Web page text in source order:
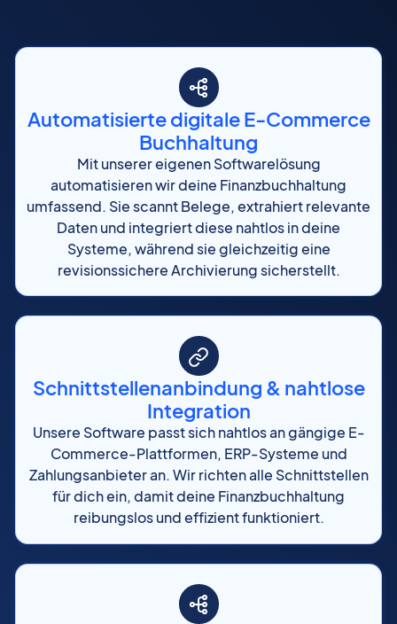
Automatisierte digitale E-Commerce
Buchhaltung
Mit unserer eigenen Softwarelösung
automatisieren wir deine Finanzbuchhaltung
umfassend. Sie scannt Belege, extrahiert relevante
Daten und integriert diese nahtlos in deine
Systeme, während sie gleichzeitig eine
revisionssichere Archivierung sicherstellt.
Schnittstellenanbindung & nahtlose
Integration
Unsere Software passt sich nahtlos an gängige E-
Commerce-Plattformen, ERP-Systeme und
Zahlungsanbieter an. Wir richten alle Schnittstellen
für dich ein, damit deine Finanzbuchhaltung
reibungslos und effizient funktioniert.